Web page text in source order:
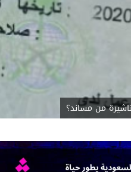
من مساند؟